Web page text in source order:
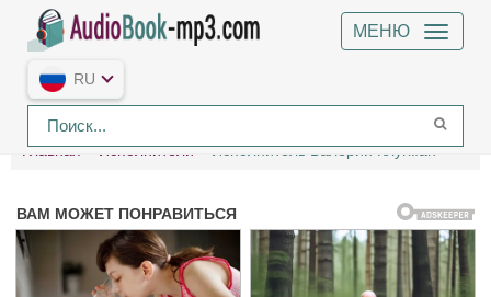
МЕНЮ
RU
Главная Исполнители Исполнитель Валерий Клугман